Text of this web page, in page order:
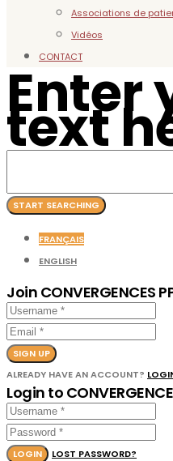
Associations de
Vidéos
CONTACT
Enter
text
FRANÇAIS
ENGLISH
Join CONVERGENCES
SIGN UP
ALREADY HAVE AN ACCOUNT?
Login to
LOGIN LOST PASSWORD?